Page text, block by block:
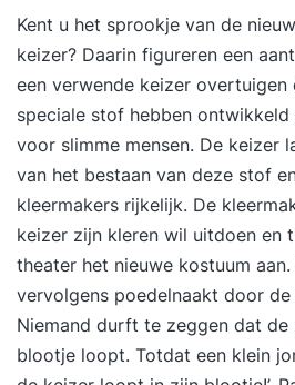
de Logische Niveaus:
Identiteit en Missie. In de NLP Master opleiding
ga je de vruchten plukken
wat je hebt gedaan in de
opleiding die je de rest van je
In de NLP Practitioner ben je
geweest om obstakels weg te
conflicten te elimineren en te
datgene wat mogelijk is. In de
Practitioner gaan we naar
niveau. De opleiding is gevuld
“aha” momenten, krachtige
voelt, maakt een verdieping in
Kent u het sprookje van de
keizer? Daarin figureren een
een verwende keizer overtuigen
speciale stof hebben
voor slimme mensen. De keizer
van het bestaan van deze stof
kleermakers rijkelijk. De
keizer zijn kleren wil uitdoen en
theater het nieuwe kostuum
vervolgens poedelnaakt door
Niemand durft te zeggen dat de
blootje loopt. Totdat een klein